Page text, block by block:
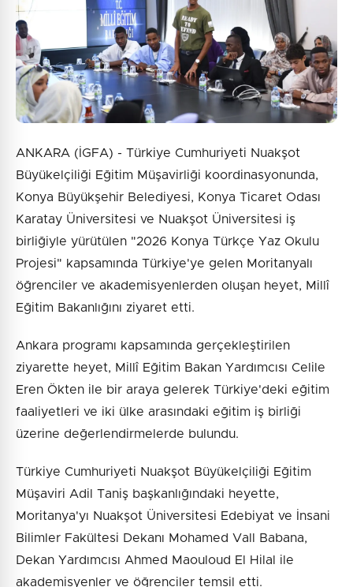
ANKARA (İGFA) - Türkiye Cumhuriyeti Nuakşot
Büyükelçiliği Eğitim Müşavirliği koordinasyonunda,
Konya Büyükşehir Belediyesi, Konya Ticaret Odası
Karatay Üniversitesi ve Nuakşot Üniversitesi iş
birliğiyle yürütülen "2026 Konya Türkçe Yaz Okulu
Projesi" kapsamında Türkiye'ye gelen Moritanyalı
öğrenciler ve akademisyenlerden oluşan heyet, Millî
Eğitim Bakanlığını ziyaret etti.
Ankara programı kapsamında gerçekleştirilen
ziyarette heyet, Millî Eğitim Bakan Yardımcısı Celile
Eren Ökten ile bir araya gelerek Türkiye'deki eğitim
faaliyetleri ve iki ülke arasındaki eğitim iş birliği
üzerine değerlendirmelerde bulundu.
Türkiye Cumhuriyeti Nuakşot Büyükelçiliği Eğitim
Müşaviri Adil Taniş başkanlığındaki heyette,
Moritanya'yı Nuakşot Üniversitesi Edebiyat ve İnsani
Bilimler Fakültesi Dekanı Mohamed Vall Babana,
Dekan Yardımcısı Ahmed Maouloud El Hilal ile
akademisyenler ve öğrenciler temsil etti.